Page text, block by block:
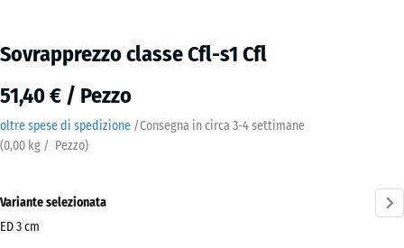
Sovrapprezzo classe Cfl-s1 Cfl
51,40 € / Pezzo
oltre spese di spedizione /Consegna in circa 3-4 settimane
(0,00 kg / Pezzo)
Variante selezionata
ED 3 cm